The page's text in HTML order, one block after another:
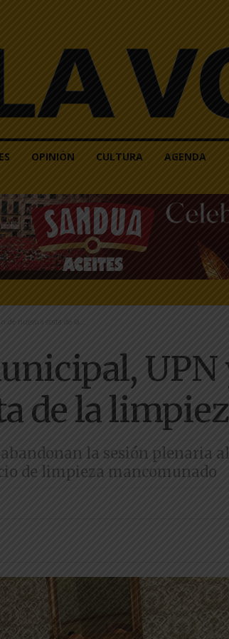
OPINIÓN CULTURA AGENDA
de nuevo a costa de la...
UPN
de la
la sesión plenaria
de limpieza mancomunado